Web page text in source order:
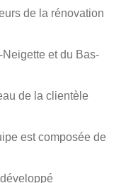
de la rénovation
et du Bas-
de la clientèle
est composée de